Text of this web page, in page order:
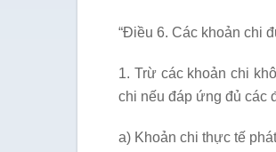
“Điều 6. Các khoản chi
1. Trừ các khoản chi
chi nếu đáp ứng đủ các
a) Khoản chi thực tế